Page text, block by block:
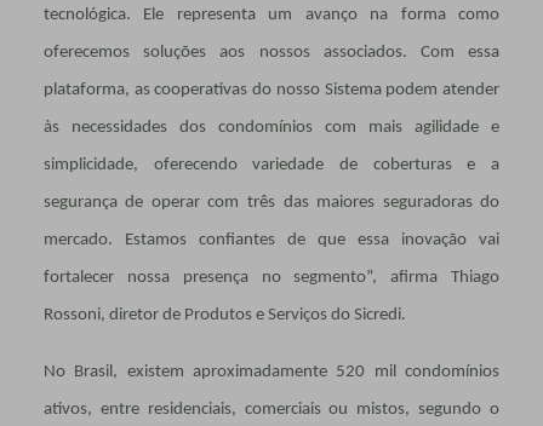
tecnológica. Ele representa um avanço na forma como
oferecemos soluções aos nossos associados. Com essa
plataforma, as cooperativas do nosso Sistema podem atender
às necessidades dos condomínios com mais agilidade e
simplicidade, oferecendo variedade de coberturas e a
segurança de operar com três das maiores seguradoras do
mercado. Estamos confiantes de que essa inovação vai
fortalecer nossa presença no segmento”, afirma Thiago
Rossoni, diretor de Produtos e Serviços do Sicredi.
No Brasil, existem aproximadamente 520 mil condomínios
ativos, entre residenciais, comerciais ou mistos, segundo o